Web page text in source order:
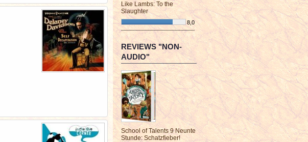
Like Lambs: To the
Slaughter
8,0
¯¯¯¯¯¯¯¯¯¯¯¯¯¯¯¯¯¯¯¯¯¯¯¯
REVIEWS "NON-
AUDIO"
School of Talents 9 Neunte
Stunde: Schatzfieber!